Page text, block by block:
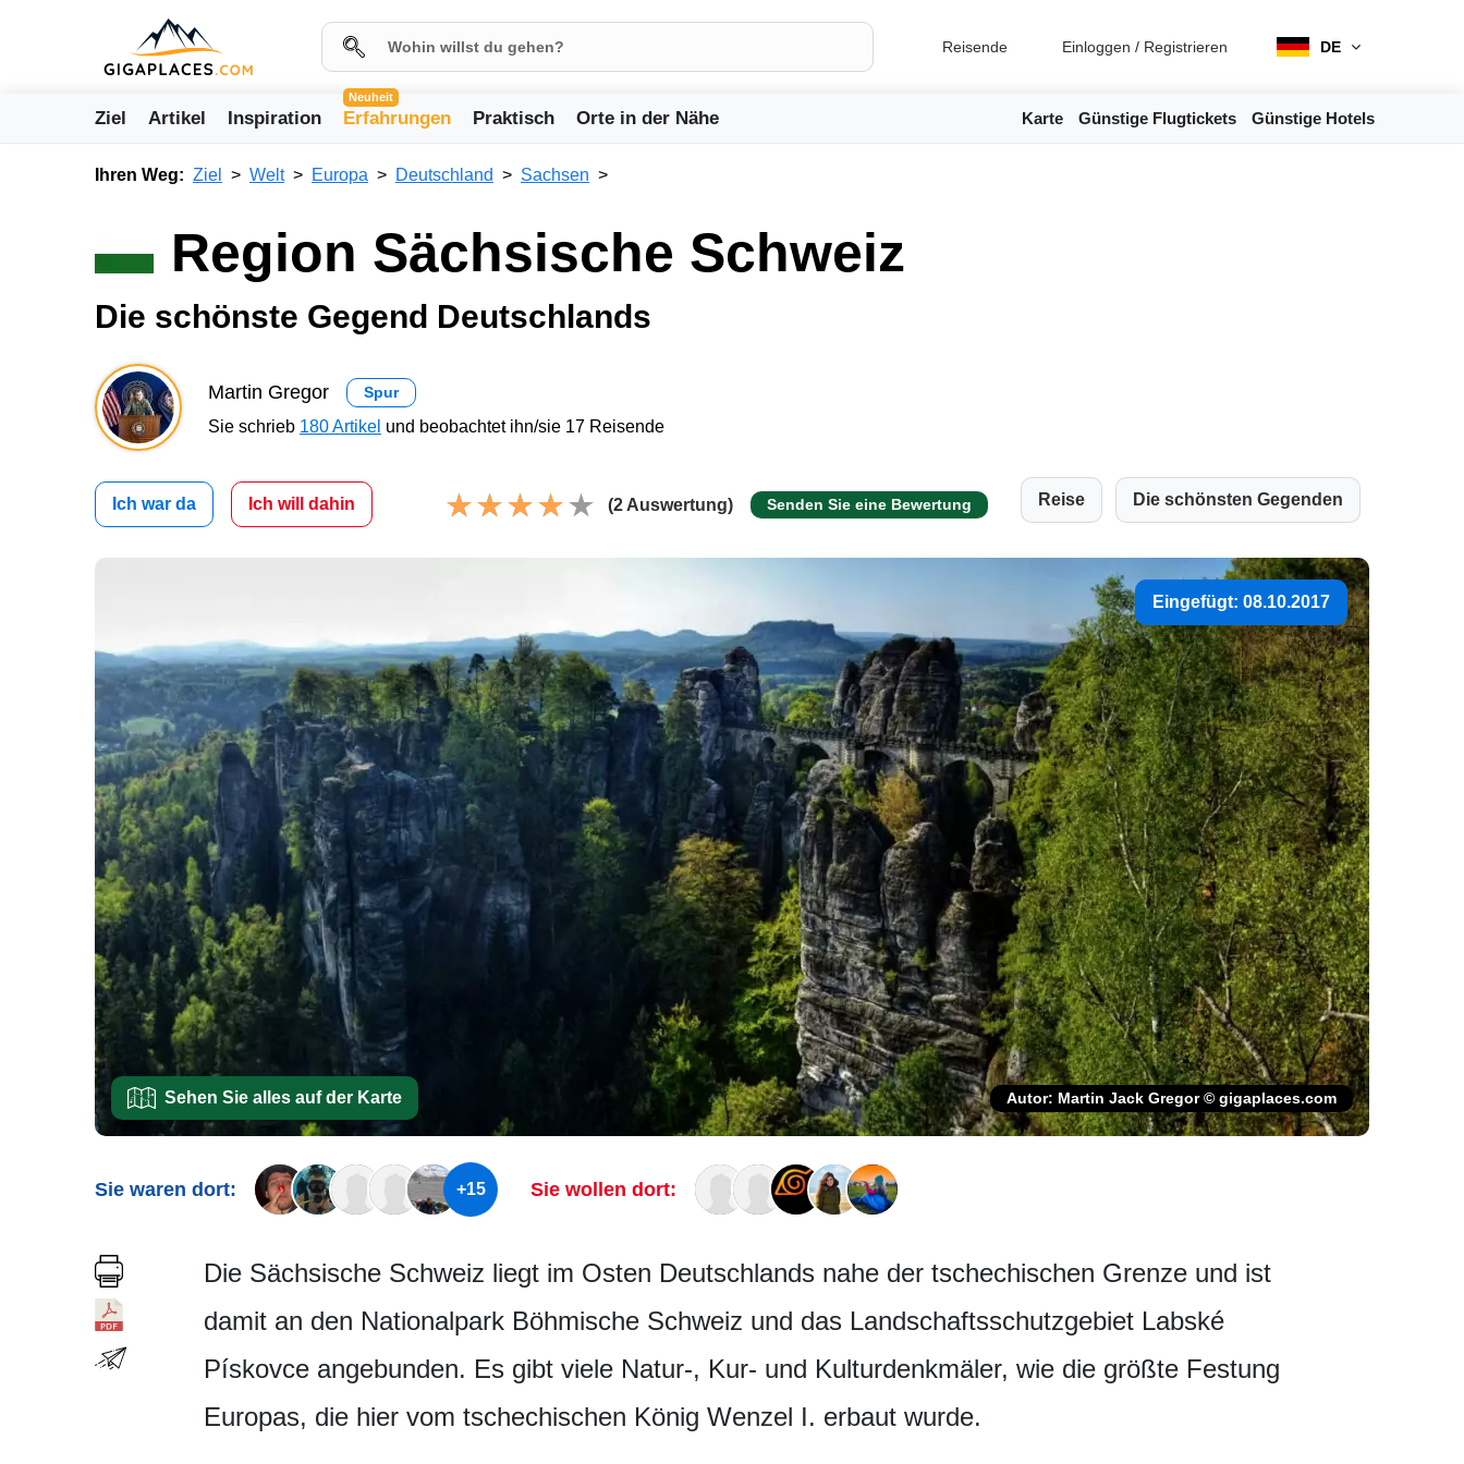
Reisende Einloggen / Registrieren DE
Ziel Artikel Inspiration
Neuheit
Erfahrungen Praktisch Orte in der Nähe Karte Günstige Flugtickets Günstige Hotels
Ihren Weg: Ziel Welt Europa Deutschland Sachsen
Region Sächsische Schweiz
Die schönste Gegend Deutschlands
Martin Gregor Spur
Sie schrieb 180 Artikel und beobachtet ihn/sie 17 Reisende
Ich war da Ich will dahin (2 Auswertung) Senden Sie eine Bewertung Reise Die schönsten Gegenden
Eingefügt: 08.10.2017
Sehen Sie alles auf der Karte Autor: Martin Jack Gregor © gigaplaces.com
Sie waren dort: +15 Sie wollen dort:
Die Sächsische Schweiz liegt im Osten Deutschlands nahe der tschechischen Grenze und ist
damit an den Nationalpark Böhmische Schweiz und das Landschaftsschut­zgebiet Labské
Pískovce angebunden. Es gibt viele Natur-, Kur- und Kulturdenkmäler, wie die größte Festung
Europas, die hier vom tschechischen König Wenzel I. erbaut wurde.